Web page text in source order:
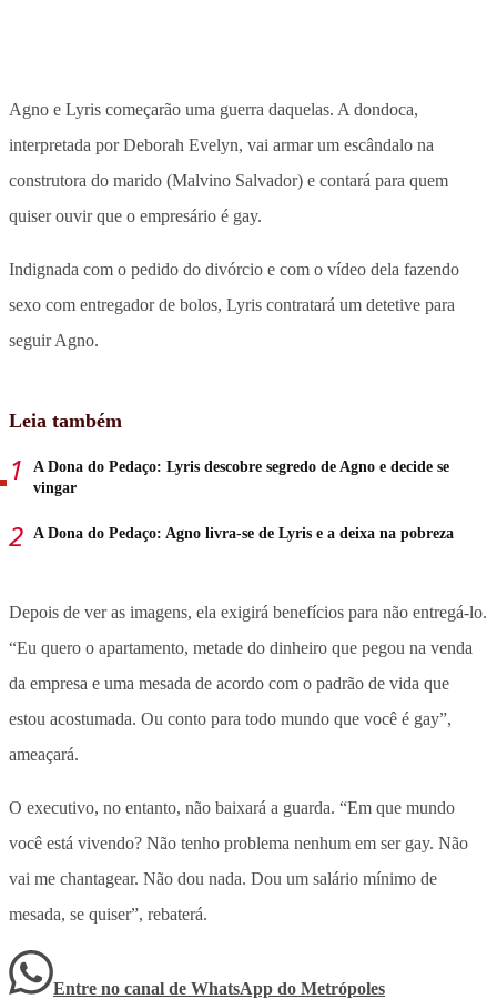
Agno e Lyris começarão uma guerra daquelas. A dondoca,
interpretada por Deborah Evelyn, vai armar um escândalo na
construtora do marido (Malvino Salvador) e contará para quem
quiser ouvir que o empresário é gay.
Indignada com o pedido do divórcio e com o vídeo dela fazendo
sexo com entregador de bolos, Lyris contratará um detetive para
seguir Agno.
Leia também
A Dona do Pedaço: Lyris descobre segredo de Agno e decide se
vingar
A Dona do Pedaço: Agno livra-se de Lyris e a deixa na pobreza
Depois de ver as imagens, ela exigirá benefícios para não entregá-lo.
“Eu quero o apartamento, metade do dinheiro que pegou na venda
da empresa e uma mesada de acordo com o padrão de vida que
estou acostumada. Ou conto para todo mundo que você é gay”,
ameaçará.
O executivo, no entanto, não baixará a guarda. “Em que mundo
você está vivendo? Não tenho problema nenhum em ser gay. Não
vai me chantagear. Não dou nada. Dou um salário mínimo de
mesada, se quiser”, rebaterá.
Entre no canal de WhatsApp do Metrópoles